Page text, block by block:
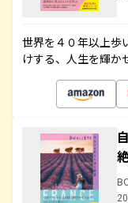
世界を４０年以上歩
けする、人生を輝か